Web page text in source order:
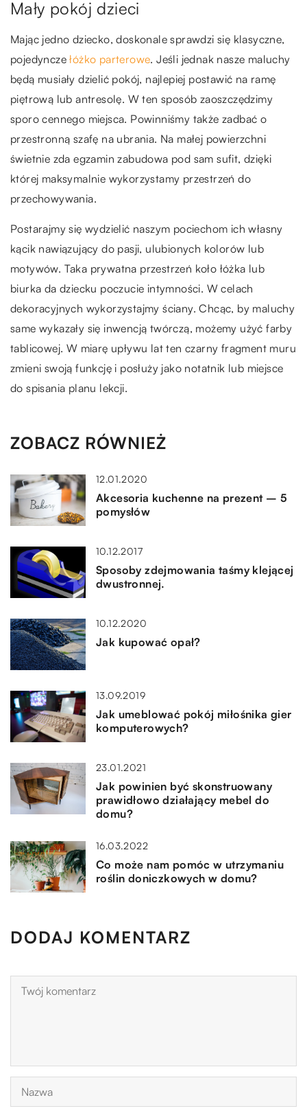
Mały pokój dzieci
Mając jedno dziecko, doskonale sprawdzi się klasyczne,
pojedynczełóżko parterowe. Jeśli jednak nasze maluchy
będą musiały dzielić pokój, najlepiej postawić na ramę
piętrową lub antresolę. W ten sposób zaoszczędzimy
sporo cennego miejsca. Powinniśmy także zadbać o
przestronną szafę na ubrania. Na małej powierzchni
świetnie zda egzamin zabudowa pod sam sufit, dzięki
której maksymalnie wykorzystamy przestrzeń do
przechowywania.
Postarajmy się wydzielić naszym pociechom ich własny
kącik nawiązujący do pasji, ulubionych kolorów lub
motywów. Taka prywatna przestrzeń koło łóżka lub
biurka da dziecku poczucie intymności. W celach
dekoracyjnych wykorzystajmy ściany. Chcąc, by maluchy
same wykazały się inwencją twórczą, możemy użyć farby
tablicowej. W miarę upływu lat ten czarny fragment muru
zmieni swoją funkcję i posłuży jako notatnik lub miejsce
do spisania planu lekcji.
ZOBACZ RÓWNIEŻ
12.01.2020
Akcesoria kuchenne na prezent – 5
pomysłów
10.12.2017
Sposoby zdejmowania taśmy klejącej
dwustronnej.
10.12.2020
Jak kupować opał?
13.09.2019
Jak umeblować pokój miłośnika gier
komputerowych?
23.01.2021
Jak powinien być skonstruowany
prawidłowo działający mebel do
domu?
16.03.2022
Co może nam pomóc w utrzymaniu
roślin doniczkowych w domu?
DODAJ KOMENTARZ